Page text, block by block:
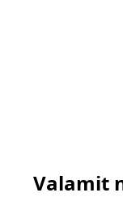
Valamit